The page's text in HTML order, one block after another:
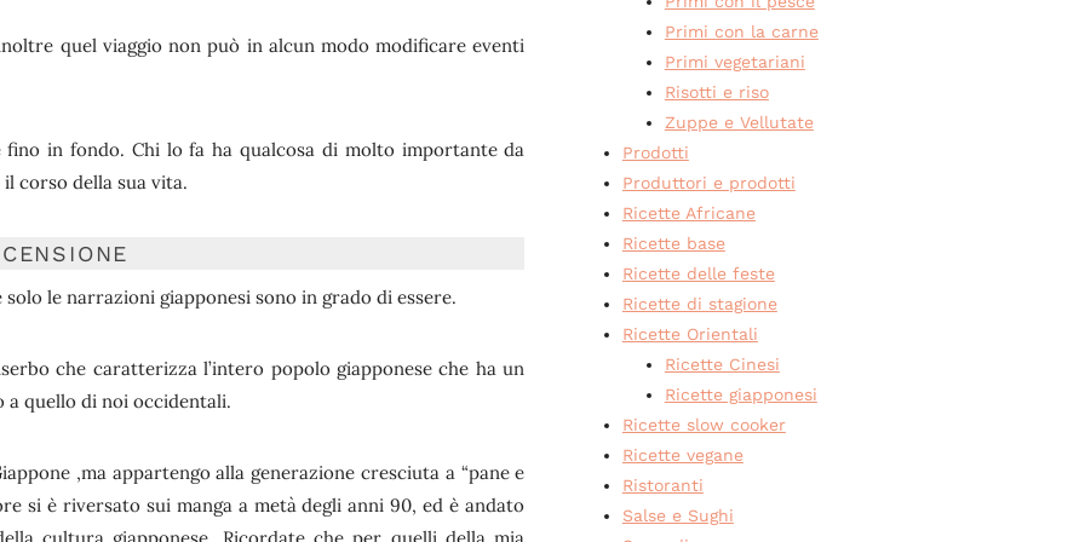
quel viaggio non può in alcun modo modificare eventi
in fondo. Chi lo fa ha qualcosa di molto importante da
corso della sua vita.
le narrazioni giapponesi sono in grado di essere.
che caratterizza l’intero popolo giapponese che ha un
quello di noi occidentali.
,ma appartengo alla generazione cresciuta a “pane e
si è riversato sui manga a metà degli anni 90, ed è andato
cultura giapponese. Ricordate che per quelli della mia
Primi con la carne
Primi vegetariani
Risotti e riso
Zuppe e Vellutate
Prodotti
Produttori e prodotti
Ricette Africane
Ricette base
Ricette delle feste
Ricette di stagione
Ricette Orientali
Ricette Cinesi
Ricette giapponesi
Ricette slow cooker
Ricette vegane
Ristoranti
Salse e Sughi